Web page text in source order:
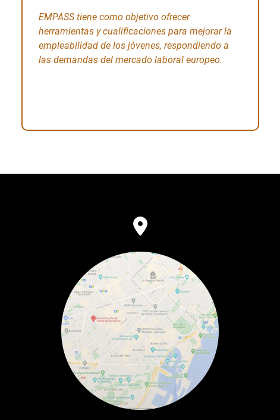
EMPASS tiene como objetivo ofrecer
herramientas y cualificaciones para mejorar la
empleabilidad de los jóvenes, respondiendo a
las demandas del mercado laboral europeo.